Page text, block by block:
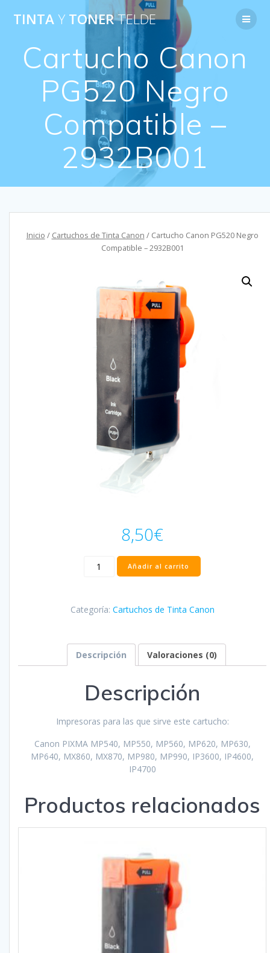
Saltar
al
contenido
TINTAY TONERTELDE
Cartucho Canon
PG520 Negro
Compatible –
2932B001
Inicio / Cartuchos de Tinta Canon / Cartucho Canon PG520 Negro
Compatible – 2932B001
8,50€
Cartucho
Canon
Compatible
cantidad
Añadir al carrito
Categoría: Cartuchos de Tinta Canon
Descripción Valoraciones (0)
Descripción
Impresoras para las que sirve este cartucho:
Canon PIXMA MP540, MP550, MP560, MP620, MP630,
MP640, MX860, MX870, MP980, MP990, IP3600, IP4600,
IP4700
Productos relacionados